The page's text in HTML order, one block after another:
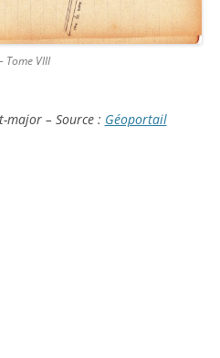
Tome VIII
major – Source : Géoportail